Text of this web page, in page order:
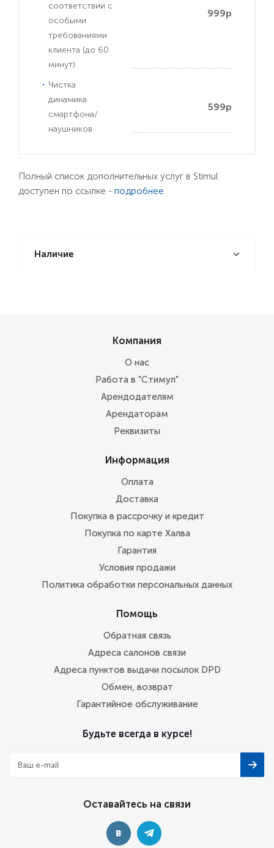
соответствии с
особыми
требованиями
клиента (до 60
минут)
999р
Чистка
динамика
смартфона/
наушников
599р
Полный список дополнительных услуг в Stimul
доступен по ссылке - подробнее
Наличие
Компания
О нас
Работа в "Стимул"
Арендодателям
Арендаторам
Реквизиты
Информация
Оплата
Доставка
Покупка в рассрочку и кредит
Покупка по карте Халва
Гарантия
Условия продажи
Политика обработки персональных данных
Помощь
Обратная связь
Адреса салонов связи
Адреса пунктов выдачи посылок DPD
Обмен, возврат
Гарантийное обслуживание
Будьте всегда в курсе!
Оставайтесь на связи